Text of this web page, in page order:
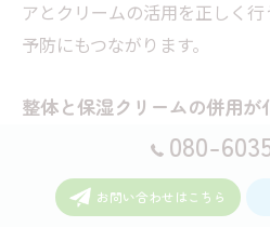
アとクリームの活用を正しく
予防にもつながります。
整体と保湿クリームの併用
整体で筋肉やリンパの流れが
流促進がスムーズになり、肌の
これに保湿クリームを併用す
080-
お問い合わせはこちら